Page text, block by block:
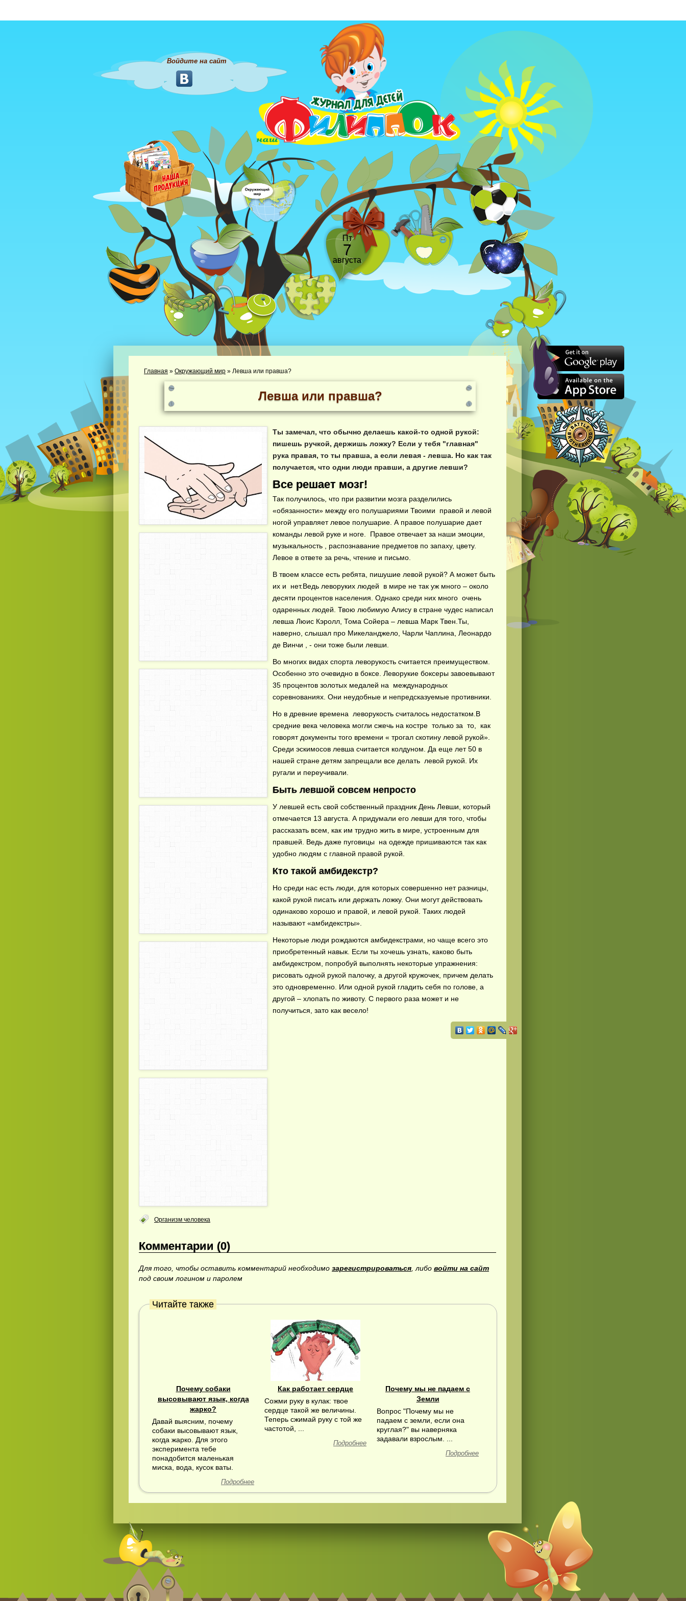
Войдите на сайт
Пт
7
августа
Главная » Окружающий мир » Левша или правша?
Левша или правша?
Ты замечал, что обычно делаешь какой-то одной рукой:
пишешь ручкой, держишь ложку? Если у тебя "главная"
рука правая, то ты правша, а если левая - левша. Но как так
получается, что одни люди правши, а другие левши?
Все решает мозг!
Так получилось, что при развитии мозга разделились
«обязанности» между его полушариями Твоими правой и левой
ногой управляет левое полушарие. А правое полушарие дает
команды левой руке и ноге. Правое отвечает за наши эмоции,
музыкальность , распознавание предметов по запаху, цвету.
Левое в ответе за речь, чтение и письмо.
В твоем классе есть ребята, пишушие левой рукой? А может быть
их и нет.Ведь леворуких людей в мире не так уж много – около
десяти процентов населения. Однако среди них много очень
одаренных людей. Твою любимую Алису в стране чудес написал
левша Люис Кэролл, Тома Сойера – левша Марк Твен.Ты,
наверно, слышал про Микеланджело, Чарли Чаплина, Леонардо
де Винчи , - они тоже были левши.
Во многих видах спорта леворукость считается преимуществом.
Особенно это очевидно в боксе. Леворукие боксеры завоевывают
35 процентов золотых медалей на международных
соревнованиях. Они неудобные и непредсказуемые противники.
Но в древние времена леворукость считалось недостатком.В
средние века человека могли сжечь на костре только за то, как
говорят документы того времени « трогал скотину левой рукой».
Среди эскимосов левша считается колдуном. Да еще лет 50 в
нашей стране детям запрещали все делать левой рукой. Их
ругали и переучивали.
Быть левшой совсем непросто
У левшей есть свой собственный праздник День Левши, который
отмечается 13 августа. А придумали его левши для того, чтобы
рассказать всем, как им трудно жить в мире, устроенным для
правшей. Ведь даже пуговицы на одежде пришиваются так как
удобно людям с главной правой рукой.
Кто такой амбидекстр?
Но среди нас есть люди, для которых совершенно нет разницы,
какой рукой писать или держать ложку. Они могут действовать
одинаково хорошо и правой, и левой рукой. Таких людей
называют «амбидекстры».
Некоторые люди рождаются амбидекстрами, но чаще всего это
приобретенный навык. Если ты хочешь узнать, каково быть
амбидекстром, попробуй выполнять некоторые упражнения:
рисовать одной рукой палочку, а другой кружочек, причем делать
это одновременно. Или одной рукой гладить себя по голове, а
другой – хлопать по животу. С первого раза может и не
получиться, зато как весело!
Организм человека
Комментарии (0)
Для того, чтобы оставить комментарий необходимо зарегистрироваться, либо войти на сайт
под своим логином и паролем
Читайте также
Почему собаки
высовывают язык, когда
жарко?
Давай выясним, почему
собаки высовывают язык,
когда жарко. Для этого
эксперимента тебе
понадобится маленькая
миска, вода, кусок ваты.
Подробнее
Как работает сердце
Сожми руку в кулак: твое
сердце такой же величины.
Теперь сжимай руку с той же
частотой, ...
Подробнее
Почему мы не падаем с
Земли
Вопрос "Почему мы не
падаем с земли, если она
круглая?" вы наверняка
задавали взрослым. ...
Подробнее